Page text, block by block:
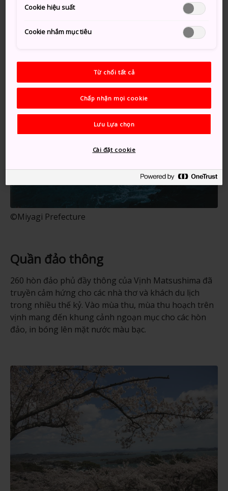
Tokyo sẽ đưa bạn đến
trong khoảng một
40 phút để đếnMatsushima
©Miyagi Prefecture
Quần đảo thông
260 hòn đảo phủ đầy thông của Vịnh Matsushima đã
truyền cảm hứng cho các nhà thơ và khách du lịch
trong nhiều thế kỷ. Vào mùa thu, mùa thu hoạch trên
vịnh mang đến khung cảnh ngoạn mục cho các hòn
đảo, in bóng lên mặt nước màu bạc.
Cookie hiệu suất
Cookie nhắm mục tiêu
Từ chối tất cả
Chấp nhận mọi cookie
Lưu Lựa chọn
Cài đặt cookie